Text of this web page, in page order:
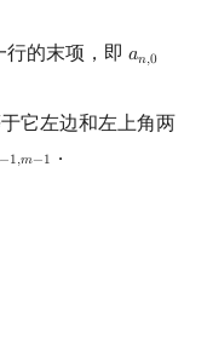
的末项，即 𝑎𝑛,0
an,0
它左边和左上角两
−1,𝑚−1
,m−1 ．